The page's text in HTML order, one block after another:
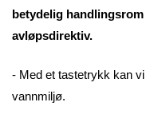
betydelig
avløpsdirektiv.
- Med et tastetrykk kan
vannmiljø.